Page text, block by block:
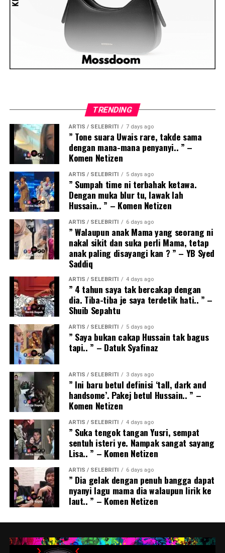
TRENDING
ARTIS / SELEBRITI 7 days ago
” Tone suara Uwais rare, takde sama
dengan mana-mana penyanyi.. ” –
Komen Netizen
ARTIS / SELEBRITI 5 days ago
” Sumpah time ni terbahak ketawa.
Dengan muka blur tu, lawak lah
Hussain.. ” – Komen Netizen
ARTIS / SELEBRITI 6 days ago
” Walaupun anak Mama yang seorang ni
nakal sikit dan suka perli Mama, tetap
anak paling disayangi kan ? ” – YB Syed
Saddiq
ARTIS / SELEBRITI 4 days ago
” 4 tahun saya tak bercakap dengan
dia. Tiba-tiba je saya terdetik hati.. ” –
Shuib Sepahtu
ARTIS / SELEBRITI 5 days ago
” Saya bukan cakap Hussain tak bagus
tapi.. ” – Datuk Syafinaz
ARTIS / SELEBRITI 3 days ago
” Ini baru betul definisi ‘tall, dark and
handsome’. Pakej betul Hussain.. ” –
Komen Netizen
ARTIS / SELEBRITI 4 days ago
” Suka tengok tangan Yusri, sempat
sentuh isteri ye. Nampak sangat sayang
Lisa.. ” – Komen Netizen
ARTIS / SELEBRITI 6 days ago
” Dia gelak dengan penuh bangga dapat
nyanyi lagu mama dia walaupun lirik ke
laut.. ” – Komen Netizen